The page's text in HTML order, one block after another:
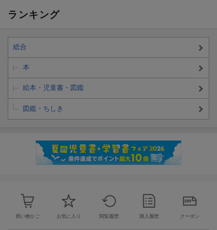
ランキング
総合
本
絵本・児童書・図鑑
図鑑・ちしき
買い物かご お気に入り 閲覧履歴 購入履歴 クーポン